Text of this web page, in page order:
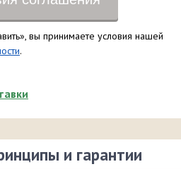
вы принимаете условия нашей
.
и гарантии